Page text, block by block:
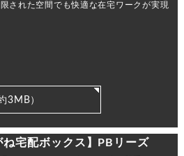
された空間でも快適な在宅ワークが実現
3MB）
ね宅配ボックス】PBリーズ